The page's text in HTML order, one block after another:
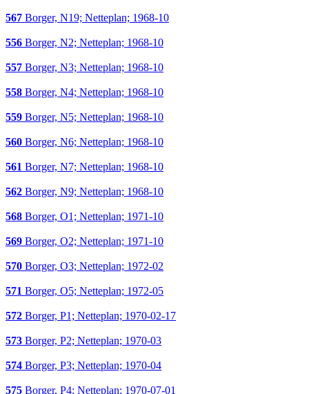
567 Borger, N19; Netteplan; 1968-10
556 Borger, N2; Netteplan; 1968-10
557 Borger, N3; Netteplan; 1968-10
558 Borger, N4; Netteplan; 1968-10
559 Borger, N5; Netteplan; 1968-10
560 Borger, N6; Netteplan; 1968-10
561 Borger, N7; Netteplan; 1968-10
562 Borger, N9; Netteplan; 1968-10
568 Borger, O1; Netteplan; 1971-10
569 Borger, O2; Netteplan; 1971-10
570 Borger, O3; Netteplan; 1972-02
571 Borger, O5; Netteplan; 1972-05
572 Borger, P1; Netteplan; 1970-02-17
573 Borger, P2; Netteplan; 1970-03
574 Borger, P3; Netteplan; 1970-04
575 Borger, P4; Netteplan; 1970-07-01